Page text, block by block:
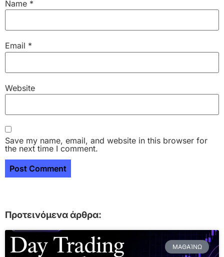
Name *
Email *
Website
Save my name, email, and website in this browser for
the next time I comment.
Προτεινόμενα άρθρα:
ΜΑΘΑΊΝΩ